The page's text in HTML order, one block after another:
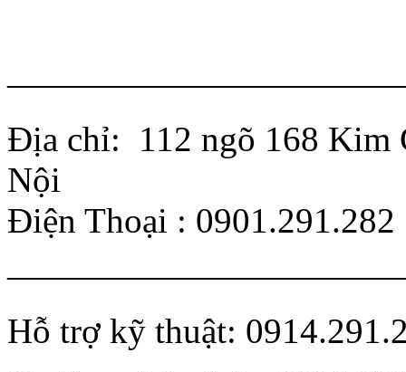
Địa chỉ: 112 ngõ 168 Kim
Nội
Điện Thoại : 0901.291.282
Hỗ trợ kỹ thuật: